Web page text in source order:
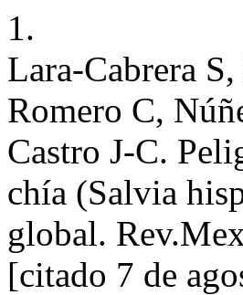
1.
Lara-Cabrera
Romero C,
Castro J-C.
chía (Salvia
global.
[citado 7 de